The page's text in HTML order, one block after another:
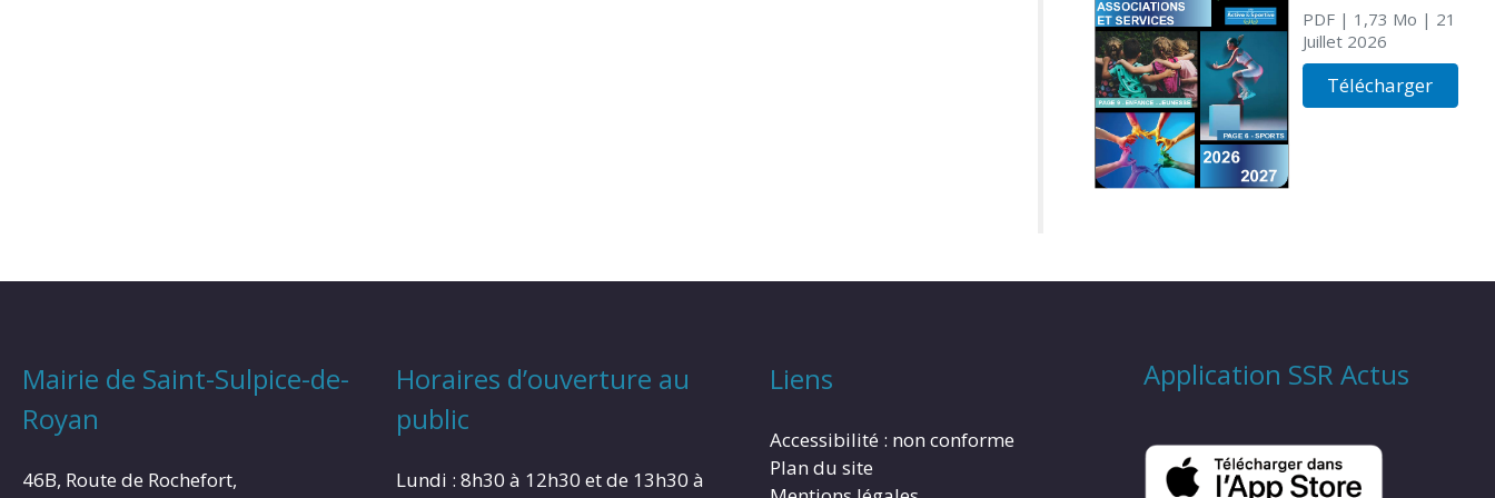
PDF| 1,73 Mo | 21
Juillet 2026
Télécharger
Mairie de Saint-Sulpice-de-
Royan
46B, Route de Rochefort,
Horaires d’ouverture au
public
Lundi : 8h30 à 12h30 et de 13h30 à
Liens
Accessibilité : non conforme
Plan du site
Application SSR Actus